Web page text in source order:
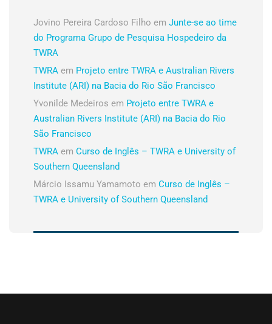
Jovino Pereira Cardoso Filho em Junte-se ao time
do Programa Grupo de Pesquisa Hospedeiro da
TWRA
TWRA em Projeto entre TWRA e Australian Rivers
Institute (ARI) na Bacia do Rio São Francisco
Yvonilde Medeiros em Projeto entre TWRA e
Australian Rivers Institute (ARI) na Bacia do Rio
São Francisco
TWRA em Curso de Inglês – TWRA e University of
Southern Queensland
Márcio Issamu Yamamoto em Curso de Inglês –
TWRA e University of Southern Queensland